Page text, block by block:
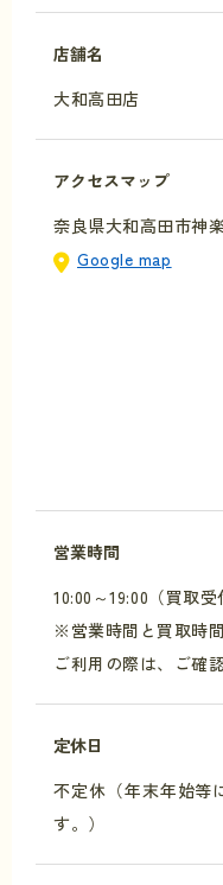
店舗名
大和高田店
アクセスマップ
奈良県大和高田市神
Google map
営業時間
10:00～19:00（買取受
※営業時間と買取時
ご利用の際は、ご確
定休日
不定休（年末年始等
す。）